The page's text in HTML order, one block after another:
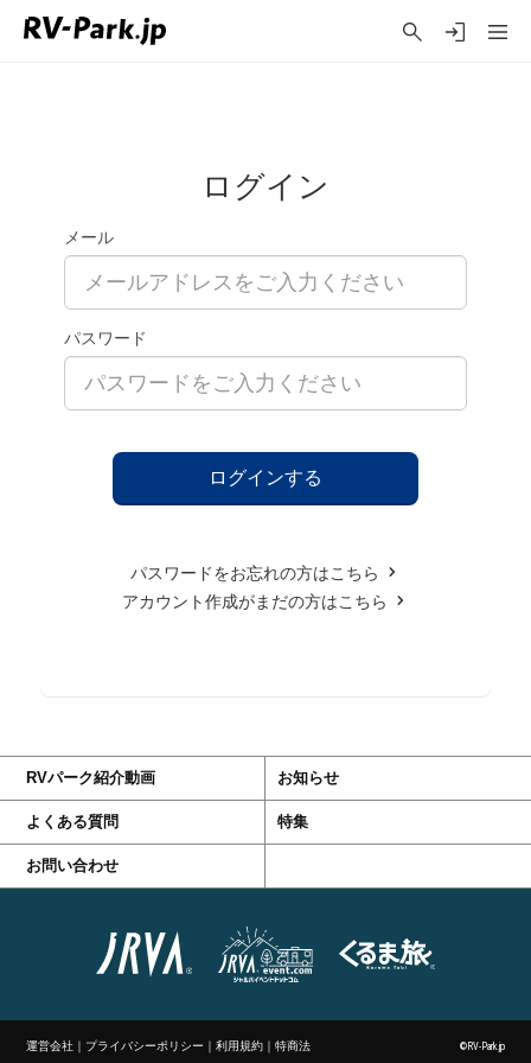
ログイン
メール
パスワード
パスワードをお忘れの方はこちら
アカウント作成がまだの方はこちら
RVパーク紹介動画 お知らせ
よくある質問 特集
お問い合わせ
運営会社 ｜ プライバシーポリシー ｜利用規約 ｜特商法 ©RV-Park.jp